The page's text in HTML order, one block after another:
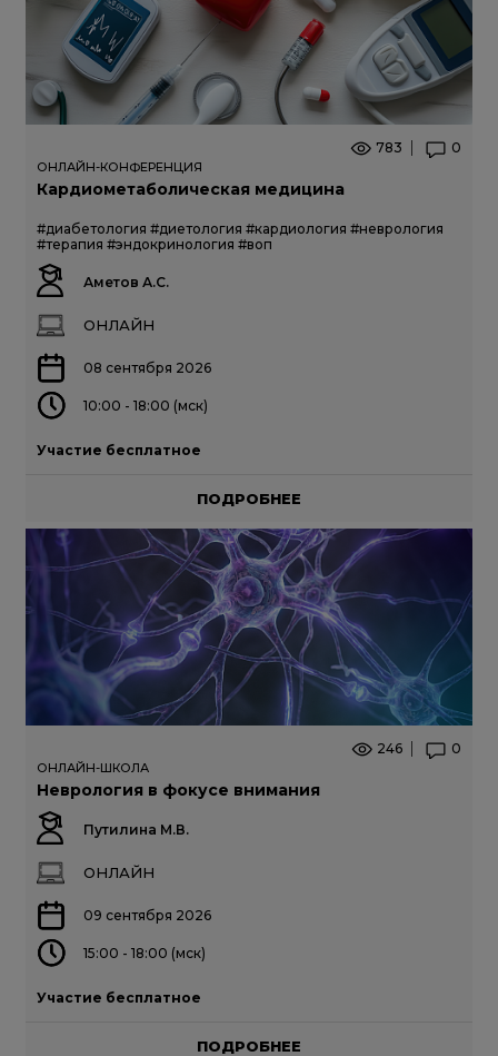
783 0
ОНЛАЙН-КОНФЕРЕНЦИЯ
Кардиометаболическая медицина
#диабетология #диетология #кардиология #неврология
#терапия #эндокринология #воп
Аметов А.С.
ОНЛАЙН
08 сентября 2026
10:00 - 18:00 (мск)
Участие бесплатное
ПОДРОБНЕЕ
246 0
ОНЛАЙН-ШКОЛА
Неврология в фокусе внимания
Путилина М.В.
ОНЛАЙН
09 сентября 2026
15:00 - 18:00 (мск)
Участие бесплатное
ПОДРОБНЕЕ